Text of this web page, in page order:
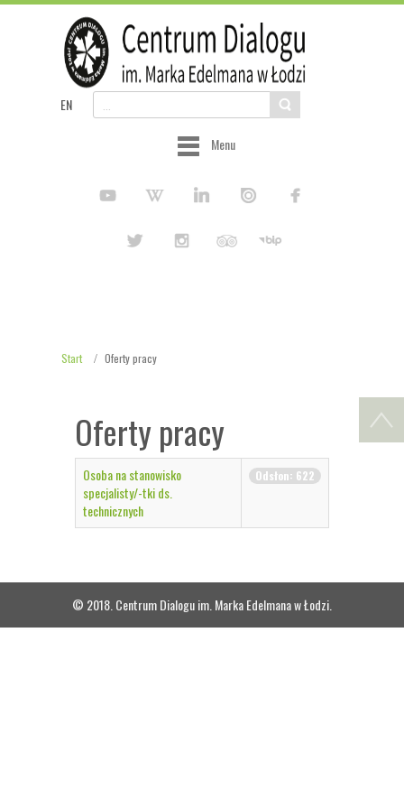
EN
Menu
Start Oferty pracy
Oferty pracy
Osoba na stanowisko
specjalisty/-tki ds.
technicznych
Odsłon: 622
© 2018. Centrum Dialogu im. Marka Edelmana w Łodzi.